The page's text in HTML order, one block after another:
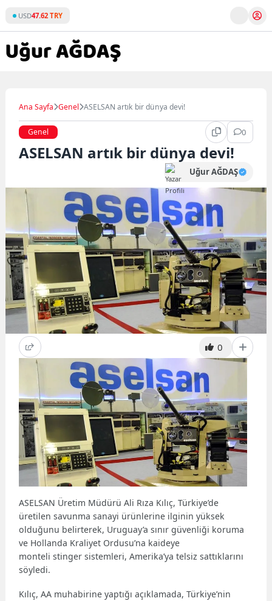
content
USD47.62 TRY
Ana Sayfa Genel ASELSAN artık bir dünya devi!
Genel 0
ASELSAN artık bir dünya devi!
Uğur AĞDAŞ
0
ASELSAN Üretim Müdürü Ali Rıza Kılıç, Türkiye’de
üretilen savunma sanayi ürünlerine ilginin yüksek
olduğunu belirterek, Uruguay’a sınır güvenliği koruma
ve Hollanda Kraliyet Ordusu’na kaideye
monteli stinger sistemleri, Amerika’ya telsiz sattıklarını
söyledi.
Kılıç, AA muhabirine yaptığı açıklamada, Türkiye’nin